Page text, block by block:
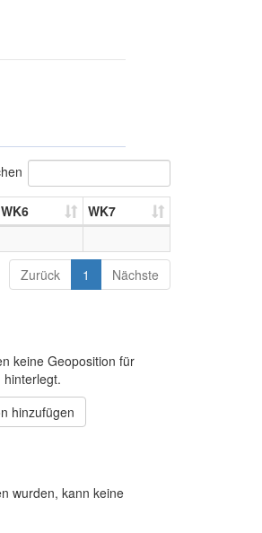
WK6 WK7
Zurück 1 Nächste
keine Geoposition für
hinterlegt.
hinzufügen
wurden, kann keine